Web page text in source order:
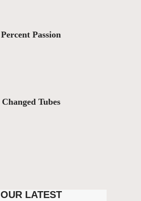
Percent Passion
Changed Tubes
OUR LATEST